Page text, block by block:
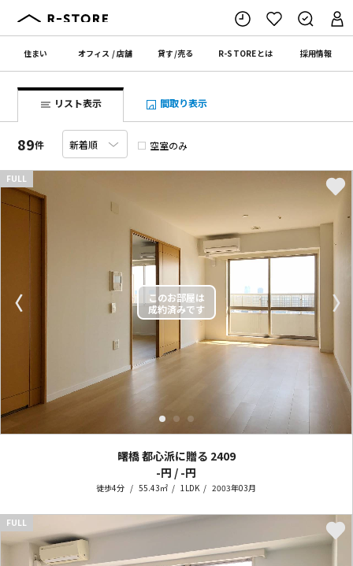
住まい オフィス /店舗 貸す/売る R-STOREとは 採用情報
リスト表示 間取り表示
89件 空室のみ
〈 〉
FULL
曙橋 都心派に贈る 2409
-円 / -円
徒歩4分 55.43㎡ 1LDK 2003年03月
FULL